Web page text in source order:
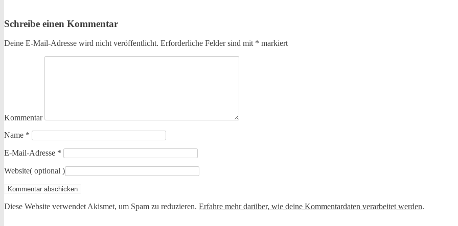
Schreibe einen Kommentar
Deine E-Mail-Adresse wird nicht veröffentlicht. Erforderliche Felder sind mit * markiert
Kommentar
Name *
E-Mail-Adresse *
Website( optional )
Diese Website verwendet Akismet, um Spam zu reduzieren. Erfahre mehr darüber, wie deine Kommentardaten verarbeitet werden.